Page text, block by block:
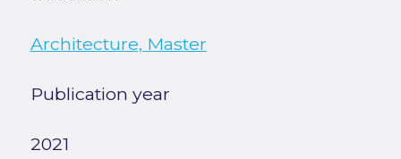
Architecture, Master
Publication year
2021